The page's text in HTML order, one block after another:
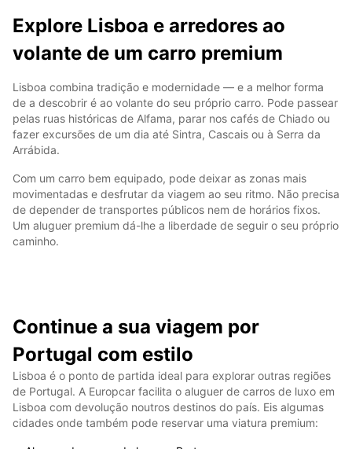
Explore Lisboa e arredores ao
volante de um carro premium
Lisboa combina tradição e modernidade — e a melhor forma
de a descobrir é ao volante do seu próprio carro. Pode passear
pelas ruas históricas de Alfama, parar nos cafés de Chiado ou
fazer excursões de um dia até Sintra, Cascais ou à Serra da
Arrábida.
Com um carro bem equipado, pode deixar as zonas mais
movimentadas e desfrutar da viagem ao seu ritmo. Não precisa
de depender de transportes públicos nem de horários fixos.
Um aluguer premium dá-lhe a liberdade de seguir o seu próprio
caminho.
Continue a sua viagem por
Portugal com estilo
Lisboa é o ponto de partida ideal para explorar outras regiões
de Portugal. A Europcar facilita o aluguer de carros de luxo em
Lisboa com devolução noutros destinos do país. Eis algumas
cidades onde também pode reservar uma viatura premium: